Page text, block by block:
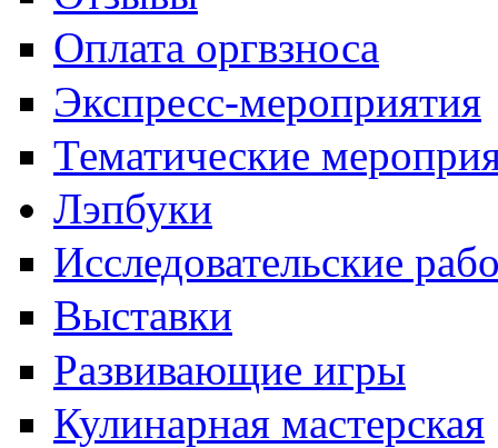
Оплата оргвзноса
Экспресс-мероприятия
Тематические
Лэпбуки
Исследовательские
Выставки
Развивающие игры
Кулинарная мастерская